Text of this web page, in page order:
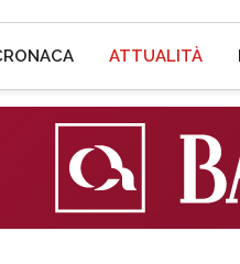
ATTUALITÀ